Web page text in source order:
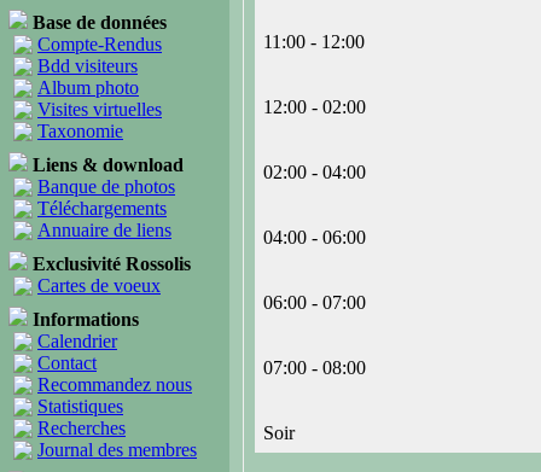
Base de données
Compte-Rendus
Bdd visiteurs
Album photo
Visites virtuelles
Taxonomie
Liens & download
Banque de photos
Téléchargements
Annuaire de liens
Exclusivité Rossolis
Cartes de voeux
Informations
Calendrier
Contact
Recommandez nous
Statistiques
Recherches
Journal des membres
11:00 - 12:00
12:00 - 02:00
02:00 - 04:00
04:00 - 06:00
06:00 - 07:00
07:00 - 08:00
Soir